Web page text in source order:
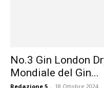
No.3 Gin London
Mondiale del Gin...
Redazione 5 - 18 Ottobre 2024